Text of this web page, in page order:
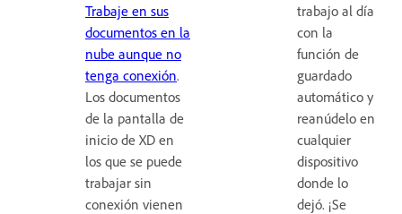
Trabaje en sus
documentos en la
nube aunque no
tenga conexión.
Los documentos
de la pantalla de
inicio de XD en
los que se puede
trabajar sin
conexión vienen
trabajo al día
con la
función de
guardado
automático y
reanúdelo en
cualquier
dispositivo
donde lo
dejó. ¡Se